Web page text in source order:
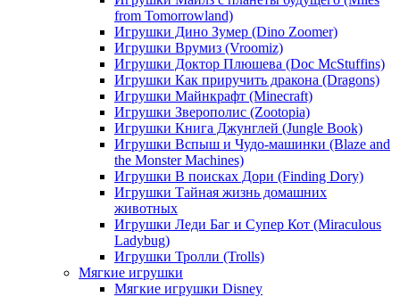
from Tomorrowland)
Игрушки Дино Зумер (Dino Zoomer)
Игрушки Врумиз (Vroomiz)
Игрушки Доктор Плюшева (Doc McStuffins)
Игрушки Как приручить дракона (Dragons)
Игрушки Майнкрафт (Minecraft)
Игрушки Зверополис (Zootopia)
Игрушки Книга Джунглей (Jungle Book)
Игрушки Вспыш и Чудо-машинки (Blaze and
the Monster Machines)
Игрушки В поисках Дори (Finding Dory)
Игрушки Тайная жизнь домашних
животных
Игрушки Леди Баг и Супер Кот (Miraculous
Ladybug)
Игрушки Тролли (Trolls)
Мягкие игрушки
Мягкие игрушки Disney